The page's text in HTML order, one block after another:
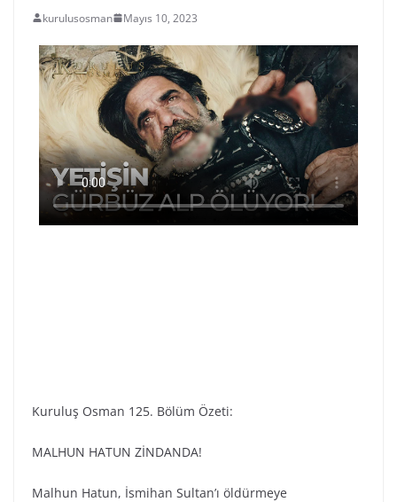
kurulusosman Mayıs 10, 2023
Kuruluş Osman 125. Bölüm Özeti:
MALHUN HATUN ZİNDANDA!
Malhun Hatun, İsmihan Sultan’ı öldürmeye